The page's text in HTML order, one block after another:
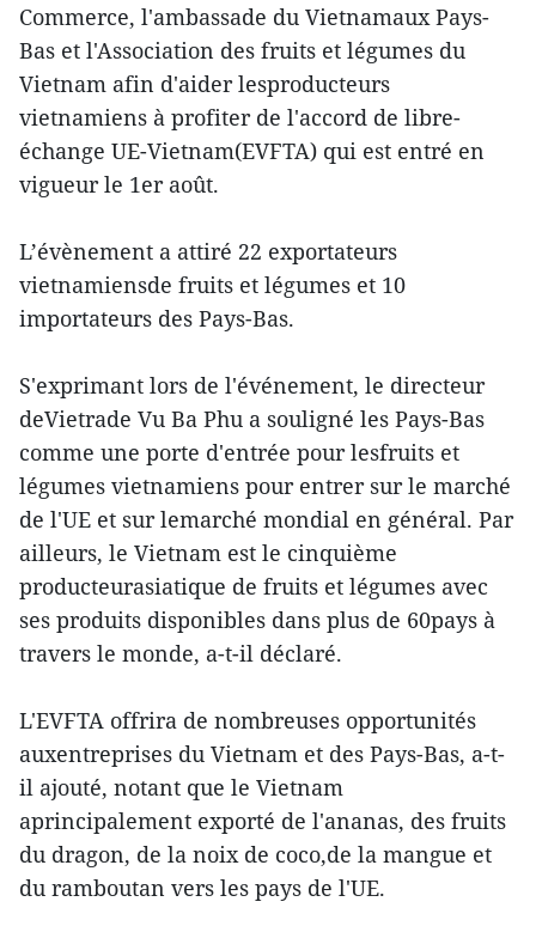
Commerce, l'ambassade du Vietnamaux Pays-
Bas et l'Association des fruits et légumes du
Vietnam afin d'aider lesproducteurs
vietnamiens à profiter de l'accord de libre-
échange UE-Vietnam(EVFTA) qui est entré en
vigueur le 1er août.
L’évènement a attiré 22 exportateurs
vietnamiensde fruits et légumes et 10
importateurs des Pays-Bas.
S'exprimant lors de l'événement, le directeur
deVietrade Vu Ba Phu a souligné les Pays-Bas
comme une porte d'entrée pour lesfruits et
légumes vietnamiens pour entrer sur le marché
de l'UE et sur lemarché mondial en général. Par
ailleurs, le Vietnam est le cinquième
producteurasiatique de fruits et légumes avec
ses produits disponibles dans plus de 60pays à
travers le monde, a-t-il déclaré.
L'EVFTA offrira de nombreuses opportunités
auxentreprises du Vietnam et des Pays-Bas, a-t-
il ajouté, notant que le Vietnam
aprincipalement exporté de l'ananas, des fruits
du dragon, de la noix de coco,de la mangue et
du ramboutan vers les pays de l'UE.